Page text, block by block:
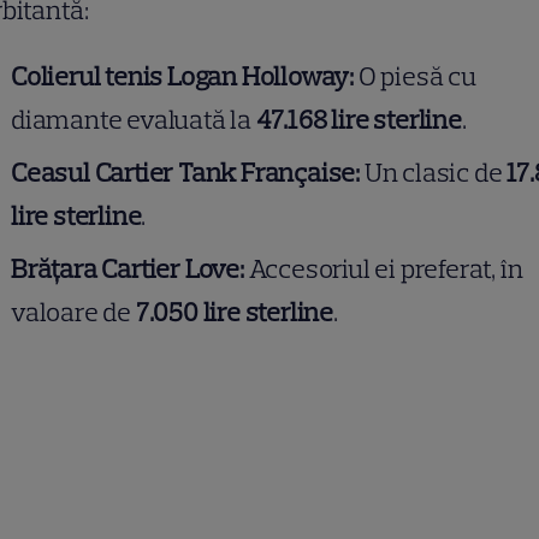
Colierul tenis Logan Holloway:O piesă cu
diamante evaluată la47.168 lire sterline.
Ceasul Cartier Tank Française:Un clasic de
lire sterline.
Brățara Cartier Love:Accesoriul ei preferat, în
valoare de 7.050 lire sterline.